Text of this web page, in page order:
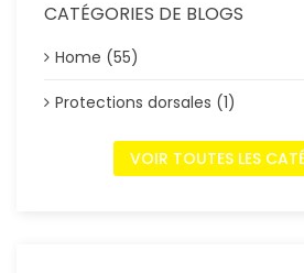
CATÉGORIES DE BLOGS
Home (55)
Protections dorsales (1)
VOIR TOUTES LES